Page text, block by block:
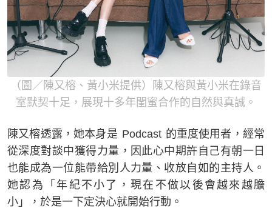
（圖／陳又榕、黃小米提供）陳又榕與黃小米在錄音
室默契十足，展現十多年閨蜜合作的自然與真誠。
陳又榕透露，她本身是 Podcast 的重度使用者，經常
從深度對談中獲得力量，因此心中期許自己有朝一日
也能成為一位能帶給別人力量、收放自如的主持人。
她認為「年紀不小了，現在不做以後會越來越膽
小」，於是一下定決心就開始行動。